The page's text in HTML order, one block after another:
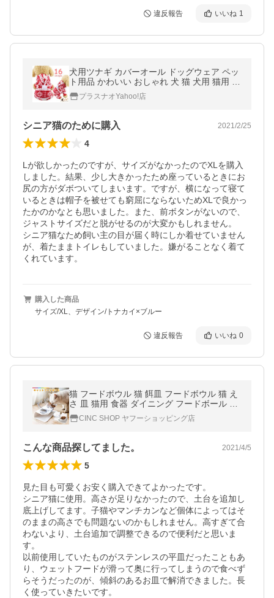
違反報告 いいね 1
犬用ツナギ カバーオール ドッグウェア ペッ
ト用品 かわいい おしゃれ 犬 猫 犬用 猫用 フ
リース 長袖 フード付き XS S M L XL XXL
プラスナオYahoo!店
シニア猫のために購入 2021/2/25
4
Lが欲しかったのですが、サイズがなかったのでXLを購入
しました。結果、少し大きかったため座っているときにお
尻の方がダボついてしまいます。ですが、横になって寝て
いるときは帽子を被せても窮屈にならないためXLで良かっ
たかのかなとも思いました。また、前ボタンがないので、
ジャストサイズだと脱がせるのが大変かもしれません。
シニア猫なため飼い主の目が届く時にしか着せていません
が、着たままトイレもしていました。嫌がることなく着て
くれています。
購入した商品
サイズ/XL、デザイン/トナカイ×ブルー
違反報告 いいね 0
猫 フードボウル 猫 餌皿 フードボウル 猫 え
さ 皿 猫用 食器 ダイニング フードボール ペ
ット食器 猫型 小型犬
CINC SHOP ヤフーショッピング店
こんな商品探してました。 2021/4/5
5
見た目も可愛くお安く購入できてよかったです。
シニア猫に使用。高さが足りなかったので、土台を追加し
底上げしてます。子猫やマンチカンなど個体によってはそ
のままの高さでも問題ないのかもしれません。高すぎて合
わないより、土台追加で調整できるので便利だと思いま
す。
以前使用していたものがステンレスの平皿だったこともあ
り、ウェットフードが滑って奥に行ってしまうので食べず
らそうだったのが、傾斜のあるお皿で解消できました。長
く使っていきたいです。